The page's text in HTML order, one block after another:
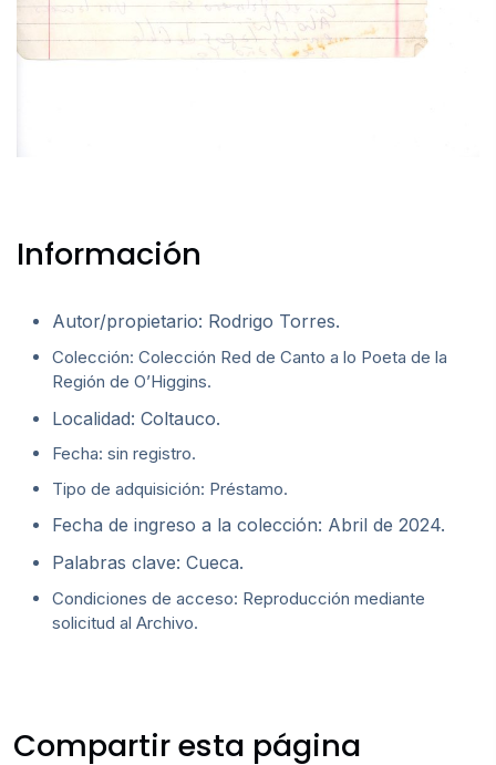
Información
Autor/propietario: Rodrigo Torres.
Colección: Colección Red de Canto a lo Poeta de la
Región de O’Higgins.
Localidad: Coltauco.
Fecha: sin registro.
Tipo de adquisición: Préstamo.
Fecha de ingreso a la colección: Abril de 2024.
Palabras clave: Cueca.
Condiciones de acceso: Reproducción mediante
solicitud al Archivo.
Compartir esta página